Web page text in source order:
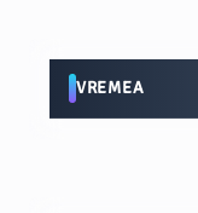
VREMEA